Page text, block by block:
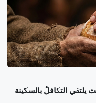
يلتقي التكافلُ بالسكينة